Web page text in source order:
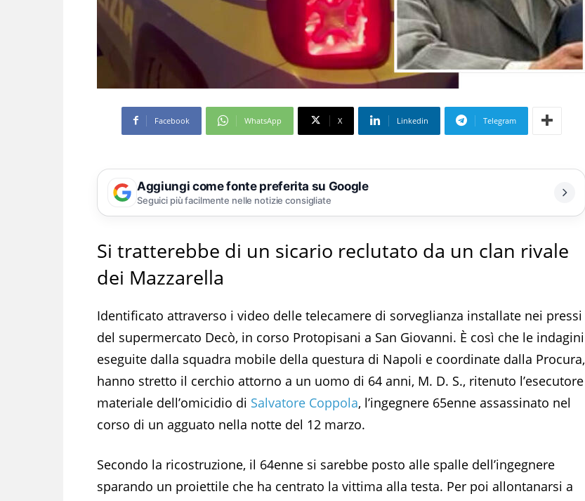
Facebook WhatsApp X Linkedin Telegram
Aggiungi come fonte preferita su Google
Seguici più facilmente nelle notizie consigliate
Si tratterebbe di un sicario reclutato da un clan rivale
dei Mazzarella
Identificato attraverso i video delle telecamere di sorveglianza installate nei pressi
del supermercato Decò, in corso Protopisani a San Giovanni. È così che le indagini
eseguite dalla squadra mobile della questura di Napoli e coordinate dalla Procura,
hanno stretto il cerchio attorno a un uomo di 64 anni, M. D. S., ritenuto l’esecutore
materiale dell’omicidio di Salvatore Coppola, l’ingegnere 65enne assassinato nel
corso di un agguato nella notte del 12 marzo.
Secondo la ricostruzione, il 64enne si sarebbe posto alle spalle dell’ingegnere
sparando un proiettile che ha centrato la vittima alla testa. Per poi allontanarsi a